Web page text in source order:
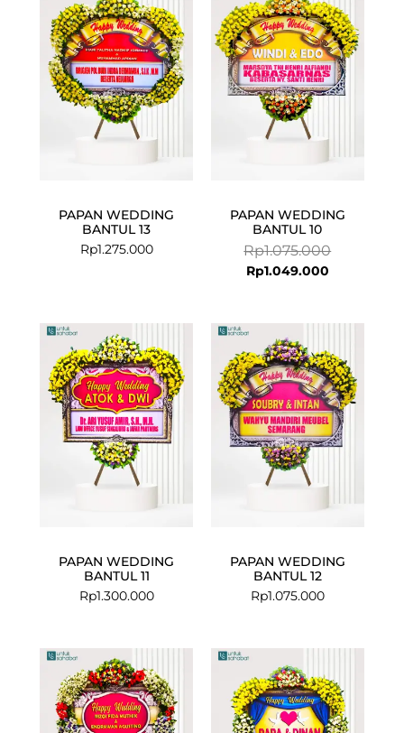
PAPAN WEDDING
BANTUL 13
Rp1.275.000
PAPAN WEDDING
BANTUL 10
Rp1.075.000
price
was:
Rp1.049.000
price
is:
PAPAN WEDDING
BANTUL 11
Rp1.300.000
PAPAN WEDDING
BANTUL 12
Rp1.075.000